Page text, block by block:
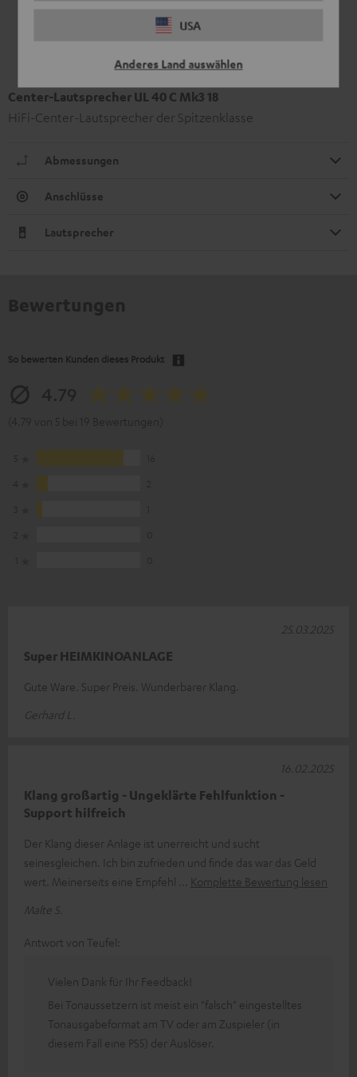
USA
Anderes Land auswählen
Center-Lautsprecher UL 40 C Mk3 18
HiFi-Center-Lautsprecher der Spitzenklasse
Abmessungen
Anschlüsse
Lautsprecher
So bewerten Kunden dieses Produkt
Super HEIMKINOANLAGE
Gute Ware. Super Preis. Wunderbarer Klang.
Gerhard L.
25.03.2025
Klang großartig - Ungeklärte Fehlfunktion -
Support hilfreich
Der Klang dieser Anlage ist unerreicht und sucht
seinesgleichen. Ich bin zufrieden und finde das war das Geld
wert. Meinerseits eine Empfehl
Komplette Bewertung lesen
Malte S.
16.02.2025
Antwort von Teufel:
Vielen Dank für Ihr Feedback!
Bei Tonaussetzern ist meist ein "falsch" eingestelltes
Tonausgabeformat am TV oder am Zuspieler (in
diesem Fall eine PS5) der Auslöser.